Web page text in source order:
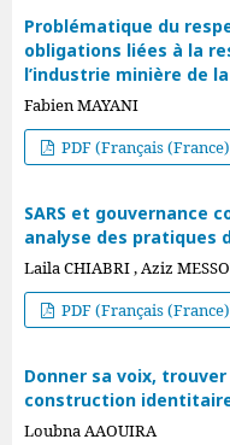
Problématique du
obligations liées à la
l’industrie minière de la
Fabien MAYANI
PDF (Français
SARS et gouvernance
analyse des pratiques
Laila CHIABRI , Aziz
PDF (Français
Donner sa voix,
construction
Loubna AAOUIRA